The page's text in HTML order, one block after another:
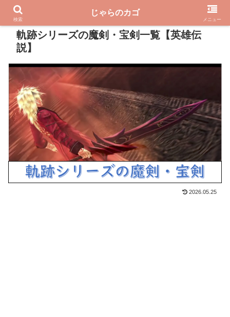
PR
軌跡シリーズの魔剣・宝剣一覧【英雄伝
説】
2026.05.25
検索
じゃらのカゴ
メニュー